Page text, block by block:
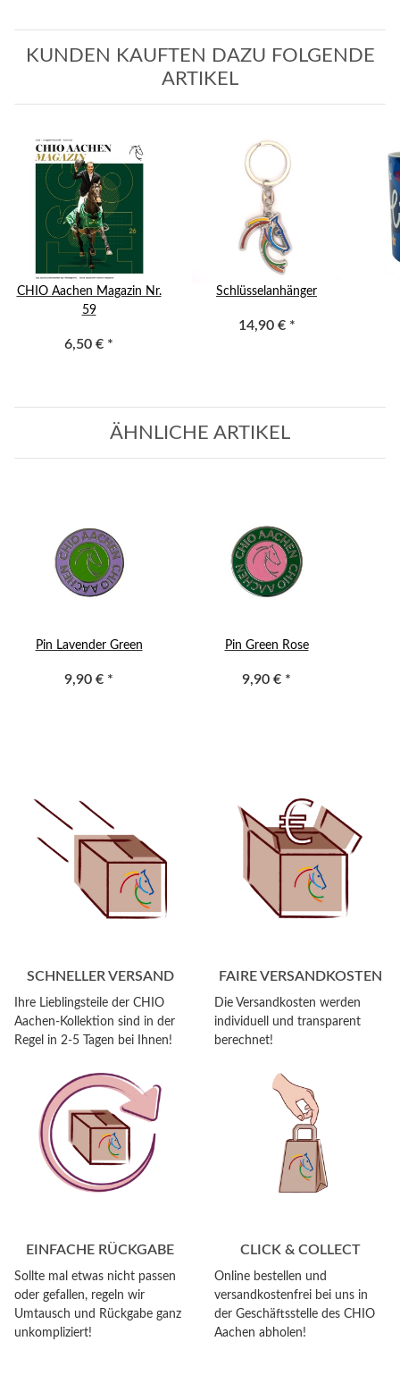
KUNDEN KAUFTEN DAZU FOLGENDE
ARTIKEL
CHIO Aachen Magazin Nr.
59
6,50 € *
Schlüsselanhänger
14,90 € *
ÄHNLICHE ARTIKEL
Pin Lavender Green
9,90 € *
Pin Green Rose
9,90 € *
SCHNELLER VERSAND
Ihre Lieblingsteile der CHIO
Aachen-Kollektion sind in der
Regel in 2-5 Tagen bei Ihnen!
FAIRE VERSANDKOSTEN
Die Versandkosten werden
individuell und transparent
berechnet!
EINFACHE RÜCKGABE
Sollte mal etwas nicht passen
oder gefallen, regeln wir
Umtausch und Rückgabe ganz
unkompliziert!
CLICK & COLLECT
Online bestellen und
versandkostenfrei bei uns in
der Geschäftsstelle des CHIO
Aachen abholen!